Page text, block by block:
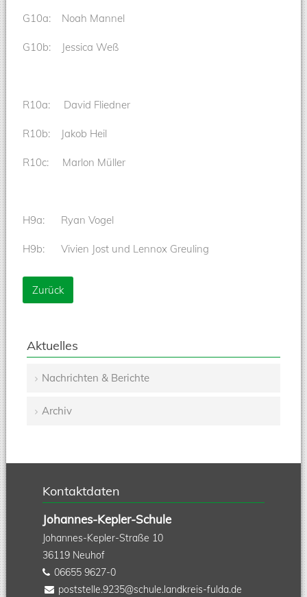
G10a: Noah Mannel
G10b: Jessica Weß
R10a: David Fliedner
R10b: Jakob Heil
R10c: Marlon Müller
H9a: Ryan Vogel
H9b: Vivien Jost und Lennox Greuling
Zurück
Aktuelles
überspringen
Nachrichten & Berichte
Archiv
Kontaktdaten
Johannes-Kepler-Schule
Johannes-Kepler-Straße 10
36119 Neuhof
06655 9627-0
poststelle.9235@schule.landkreis-fulda.de